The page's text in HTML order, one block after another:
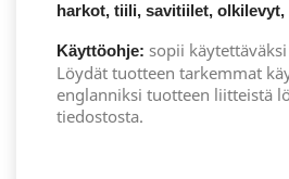
harkot, tiili, savitiilet,
Käyttöohje: sopii
Löydät tuotteen tarkemmat
englanniksi tuotteen liitteistä
tiedostosta.